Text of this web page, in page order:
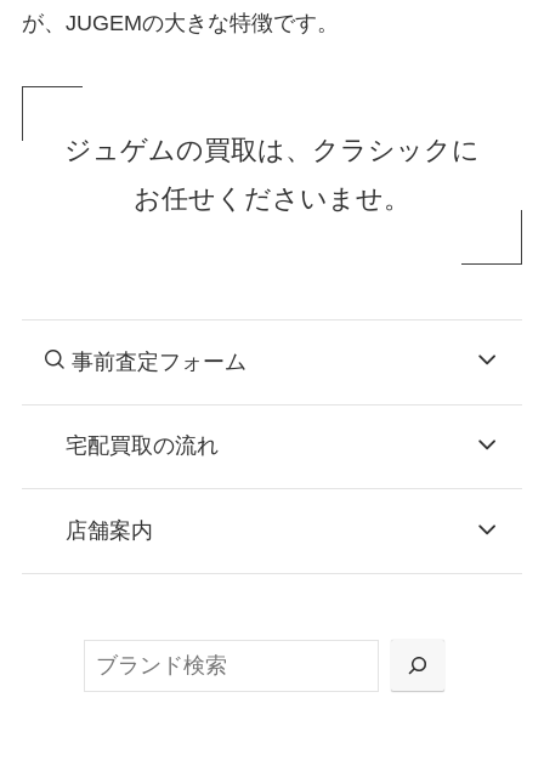
が、JUGEMの大きな特徴です。
ジュゲムの買取は、クラシックに
お任せくださいませ。
事前査定フォーム
宅配買取の流れ
お申込み
または梱包材不要の「集荷申込」からお選び
店舗案内